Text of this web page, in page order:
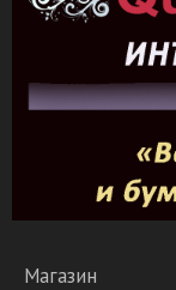
Магазин